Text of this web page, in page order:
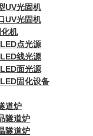
UV光固机
UV光固机
机
点光源
线光源
面光源
固化设备
道炉
隧道炉
隧道炉